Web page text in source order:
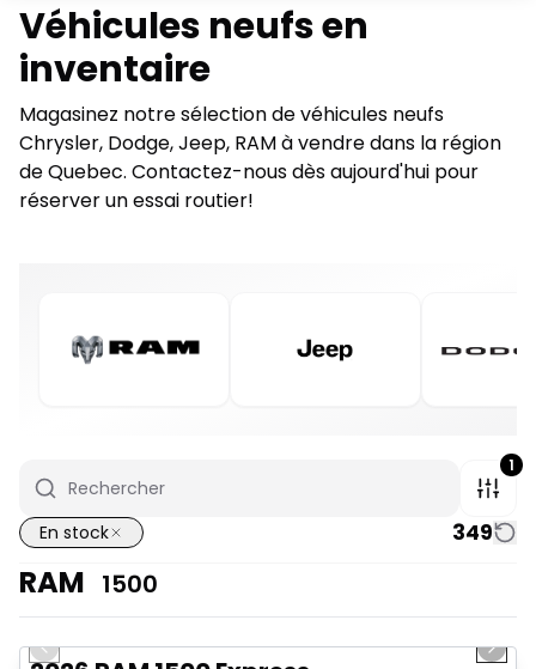
Véhicules neufs en
inventaire
Magasinez notre sélection de véhicules neufs
Chrysler, Dodge, Jeep, RAM à vendre dans la région
de Quebec. Contactez-nous dès aujourd'hui pour
réserver un essai routier!
1
En stock 349
RAM 1500
1/7
En stock
Previous slide Next